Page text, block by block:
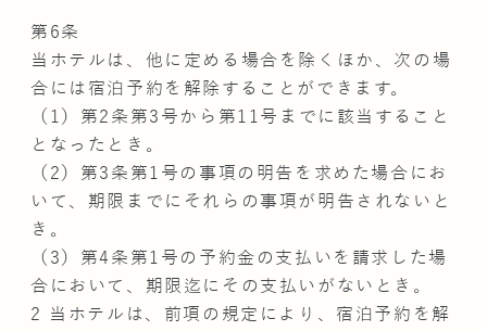
第6条
当ホテルは、他に定める場合を除くほか、次の場
合には宿泊予約を解除することができます。
（1）第2条第3号から第11号までに該当すること
となったとき。
（2）第3条第1号の事項の明告を求めた場合にお
いて、期限までにそれらの事項が明告されないと
き。
（3）第4条第1号の予約金の支払いを請求した場
合において、期限迄にその支払いがないとき。
2 当ホテルは、前項の規定により、宿泊予約を解